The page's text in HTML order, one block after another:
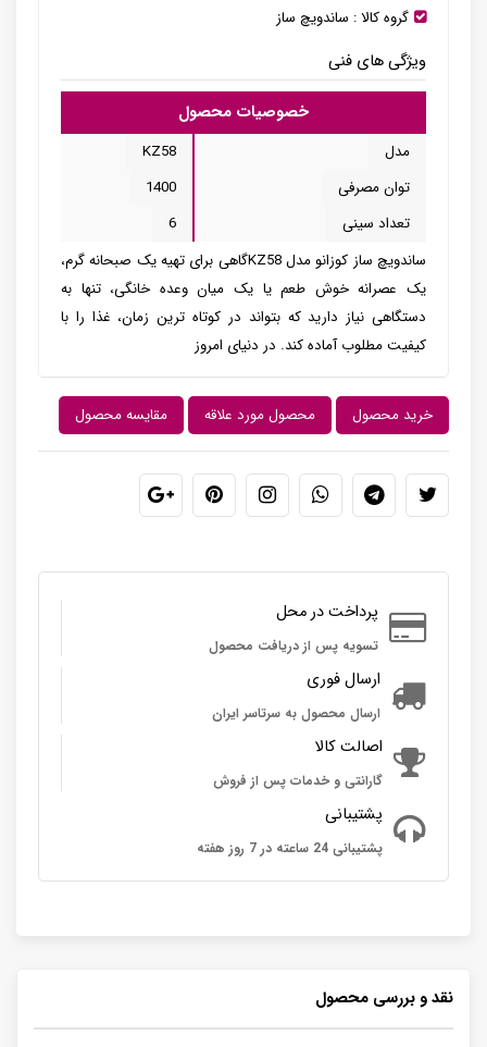
گروه کالا : ساندویچ ساز
ویژگی های فنی
خصوصیات محصول
مدل
KZ58
توان مصرفی
1400
تعداد سینی
6
ساندویچ ساز کوزانو مدل KZ58گاهی برای تهیه یک صبحانه گرم،
یک عصرانه خوش طعم یا یک میان وعده خانگی، تنها به
دستگاهی نیاز دارید که بتواند در کوتاه ترین زمان، غذا را با
کیفیت مطلوب آماده کند. در دنیای امروز
خرید محصول محصول مورد علاقه مقایسه محصول
پرداخت در محل
تسویه پس از دریافت محصول
ارسال فوری
ارسال محصول به سرتاسر ایران
اصالت کالا
گارانتی و خدمات پس از فروش
پشتیبانی
پشتیبانی 24 ساعته در 7 روز هفته
نقد و بررسی محصول